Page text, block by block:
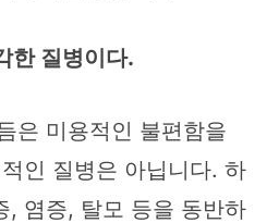
한 질병이다.
은 미용적인 불편함을
인 질병은 아닙니다. 하
, 염증, 탈모 등을 동반하